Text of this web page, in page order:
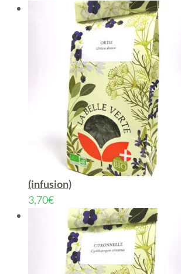
(infusion)
3,70€